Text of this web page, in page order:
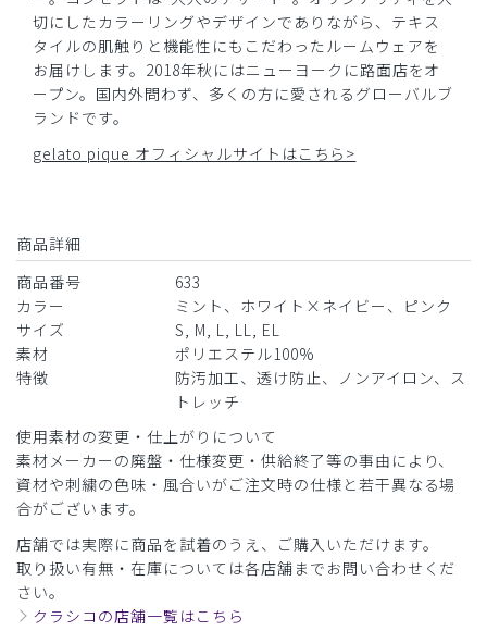
切にしたカラーリングやデザインでありながら、テキス
タイルの肌触りと機能性にもこだわったルームウェアを
お届けします。2018年秋にはニューヨークに路面店をオ
ープン。国内外問わず、多くの方に愛されるグローバルブ
ランドです。
gelato pique オフィシャルサイトはこちら>
商品詳細
商品番号
633
カラー
ミント、ホワイト×ネイビー、ピンク
サイズ
S, M, L, LL, EL
素材
ポリエステル100%
特徴
防汚加工、透け防止、ノンアイロン、ス
トレッチ
使用素材の変更・仕上がりについて
素材メーカーの廃盤・仕様変更・供給終了等の事由により、
資材や刺繍の色味・風合いがご注文時の仕様と若干異なる場
合がございます。
店舗では実際に商品を試着のうえ、ご購入いただけます。
取り扱い有無・在庫については各店舗までお問い合わせくだ
さい。
クラシコの店舗一覧はこちら